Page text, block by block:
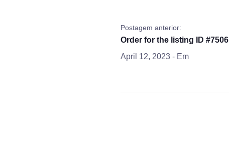
Postagem anterior:
Order for the listing ID #7506
April 12, 2023 - Em